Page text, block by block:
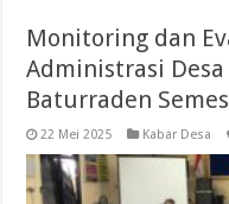
Monitoring dan
Administrasi
Baturraden
22 Mei 2025 Kabar Desa